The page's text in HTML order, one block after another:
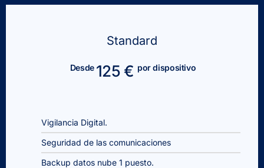
Standard
Desde 125 € por dispositivo
Vigilancia Digital.
Seguridad de las comunicaciones
Backup datos nube 1 puesto.